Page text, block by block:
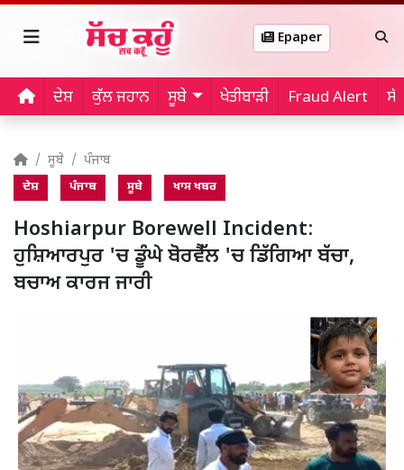
Epaper
ਦੇਸ਼ ਕੁੱਲ ਜਹਾਨ ਸੂਬੇ ਖੇਤੀਬਾੜੀ Fraud Alert
ਸੂਬੇ ਪੰਜਾਬ
ਦੇਸ਼ ਪੰਜਾਬ ਸੂਬੇ ਖਾਸ ਖਬਰ
Hoshiarpur Borewell Incident:
ਹੁਸ਼ਿਆਰਪੁਰ 'ਚ ਡੂੰਘੇ ਬੋਰਵੈੱਲ 'ਚ ਡਿੱਗਿਆ ਬੱਚਾ,
ਬਚਾਅ ਕਾਰਜ ਜਾਰੀ